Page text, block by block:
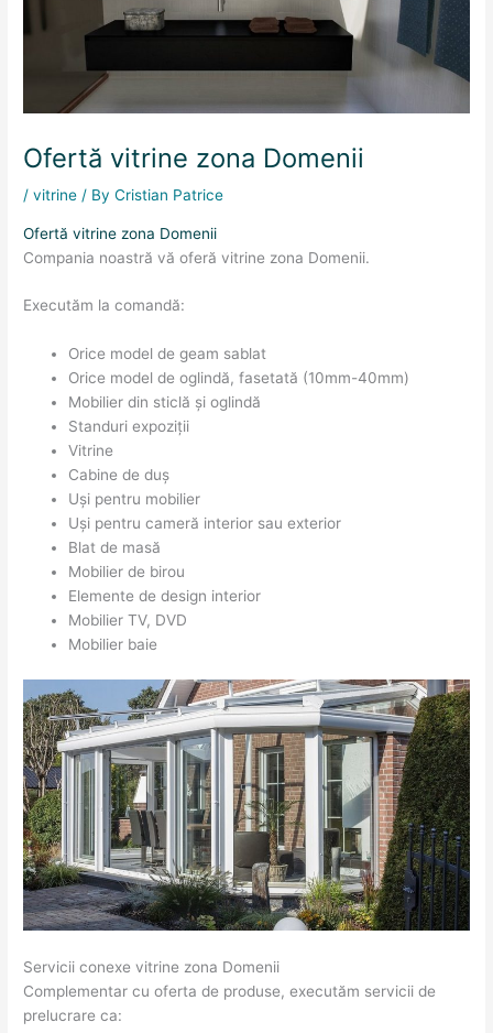
Ofertă vitrine zona Domenii
/vitrine / ByCristian Patrice
Ofertă vitrine zona Domenii
Compania noastră vă oferă vitrine zona Domenii.
Executăm la comandă:
Orice model de geam sablat
Orice model de oglindă, fasetată (10mm-40mm)
Mobilier din sticlă și oglindă
Standuri expoziții
Vitrine
Cabine de duș
Uși pentru mobilier
Uși pentru cameră interior sau exterior
Blat de masă
Mobilier de birou
Elemente de design interior
Mobilier TV, DVD
Mobilier baie
Servicii conexe vitrine zona Domenii
Complementar cu oferta de produse, executăm servicii de
prelucrare ca: